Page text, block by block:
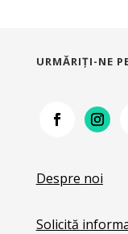
URMĂRIŢI-NE
Despre noi
Solicită